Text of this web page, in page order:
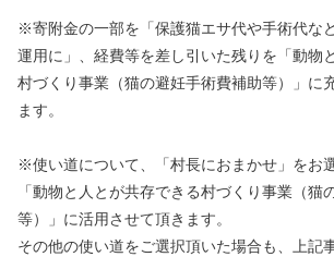
※寄附金の一部を「保護猫エサ代や手術代な
運用に」、経費等を差し引いた残りを「動物
村づくり事業（猫の避妊手術費補助等）」に
ます。
※使い道について、「村長におまかせ」をお
「動物と人とが共存できる村づくり事業（猫
等）」に活用させて頂きます。
その他の使い道をご選択頂いた場合も、上記